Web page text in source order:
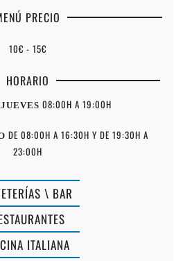
PRECIO
10€ - 15€
HORARIO
08:00H A 19:00H
DE 08:00H A 16:30H Y DE 19:30H A
23:00H
\ BAR
ITALIANA